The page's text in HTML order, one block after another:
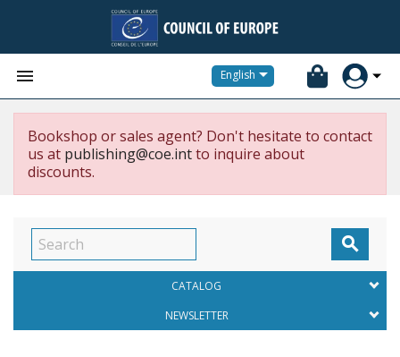
 English
Bookshop or sales agent? Don't hesitate to contact
us at publishing@coe.intto inquire about
discounts.

CATALOG
NEWSLETTER